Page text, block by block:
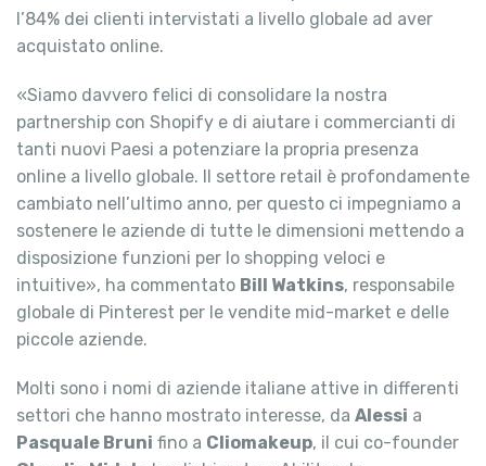
l’84% dei clienti intervistati a livello globale ad aver
acquistato online.
«Siamo davvero felici di consolidare la nostra
partnership con Shopify e di aiutare i commercianti di
tanti nuovi Paesi a potenziare la propria presenza
online a livello globale. Il settore retail è profondamente
cambiato nell’ultimo anno, per questo ci impegniamo a
sostenere le aziende di tutte le dimensioni mettendo a
disposizione funzioni per lo shopping veloci e
intuitive», ha commentato Bill Watkins, responsabile
globale di Pinterest per le vendite mid-market e delle
piccole aziende.
Molti sono i nomi di aziende italiane attive in differenti
settori che hanno mostrato interesse, da Alessi a
Pasquale Bruni fino a Cliomakeup, il cui co-founder